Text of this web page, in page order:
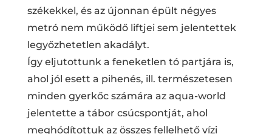
székekkel, és az újonnan épült négyes
metró nem működő liftjei sem jelentettek
legyőzhetetlen akadályt.
Így eljutottunk a feneketlen tó partjára is,
ahol jól esett a pihenés, ill. természetesen
minden gyerkőc számára az aqua-world
jelentette a tábor csúcspontját, ahol
meghódítottuk az összes fellelhető vízi